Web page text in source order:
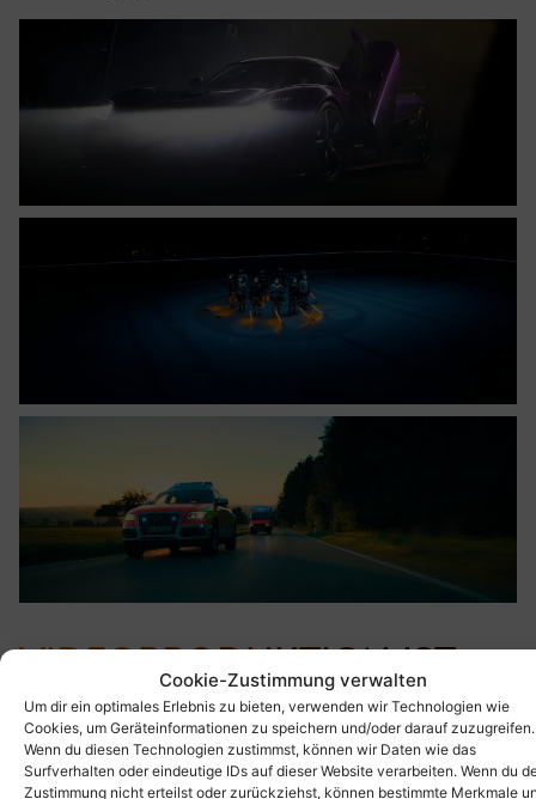
Cookie-Zustimmung verwalten
Um dir ein optimales Erlebnis zu bieten, verwenden wir Technologien wie
Cookies, um Geräteinformationen zu speichern und/oder darauf zuzugreifen.
Wenn du diesen Technologien zustimmst, können wir Daten wie das
Surfverhalten oder eindeutige IDs auf dieser Website verarbeiten. Wenn du
Zustimmung nicht erteilst oder zurückziehst, können bestimmte Merkmale
VIDEOPRODUKTION IST
NICHT GLEICH
VIDEOPRODUKTION
Heute gibt’s unzählige „Videografen“ und Agenturen, die